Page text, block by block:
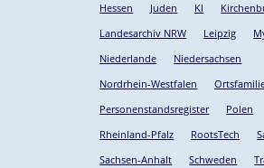
Hessen
Juden KI
Landesarchiv NRW
Leipzig
Niederlande
Niedersachsen
Nordrhein-Westfalen
Personenstandsregister
Polen
Rheinland-Pfalz
RootsTech
Sachsen-Anhalt
Schweden